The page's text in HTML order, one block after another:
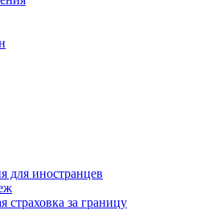
для иностранцев
страховка за границу